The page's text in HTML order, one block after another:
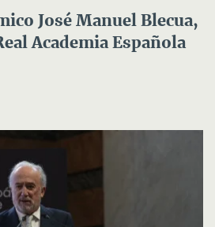
José Manuel Blecua,
Academia Española